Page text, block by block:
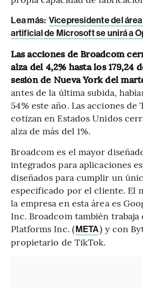
Lea más: Vicepresidente del
artificial de Microsoft se unirá a
Las acciones de Broadcom
alza del 4,2% hasta los 179,24
sesión de Nueva York del
antes de la última subida,
54% este año. Las acciones de
cotizan en Estados Unidos
alza de más del 1%.
Broadcom es el mayor
integrados para aplicaciones
diseñados para cumplir un
especificado por el cliente. El
la empresa en esta área es
Inc. Broadcom también trabaja
Platforms Inc. (META) y con
propietario de TikTok.